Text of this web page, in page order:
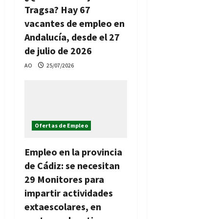
Tragsa? Hay 67
vacantes de empleo en
Andalucía, desde el 27
de julio de 2026
AO 25/07/2026
Ofertas de Empleo
Empleo en la provincia
de Cádiz: se necesitan
29 Monitores para
impartir actividades
extaescolares, en